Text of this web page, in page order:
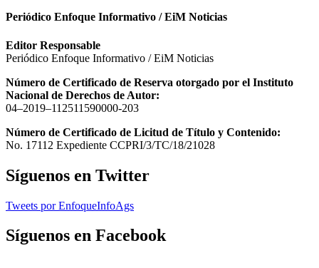
Periódico Enfoque Informativo / EiM Noticias
Editor Responsable
Periódico Enfoque Informativo / EiM Noticias
Número de Certificado de Reserva otorgado por el Instituto
Nacional de Derechos de Autor:
04–2019–112511590000-203
Número de Certificado de Licitud de Título y Contenido:
No. 17112 Expediente CCPRI/3/TC/18/21028
Síguenos en Twitter
Tweets por EnfoqueInfoAgs
Síguenos en Facebook